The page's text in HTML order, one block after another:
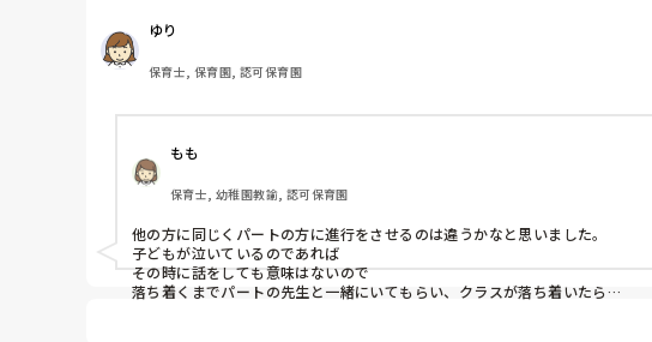
そういう時パートの先生や補助の先生がその子と話を済ませてくれ
しまうような気がして…
自分で注意をした子は最後まで自分で話をして解決したいなと思って
ちなみにパートの先生方はクラスの進行をするのは嫌がるので必ずそ
ゆり
保育士, 保育園, 認可保育園
もも
保育士, 幼稚園教諭, 認可保育園
他の方に同じくパートの方に進行をさせるのは違うかなと思いました。
子どもが泣いているのであれば
その時に話をしても意味はないので
落ち着くまでパートの先生と一緒にいてもらい、クラスが落ち着いたら